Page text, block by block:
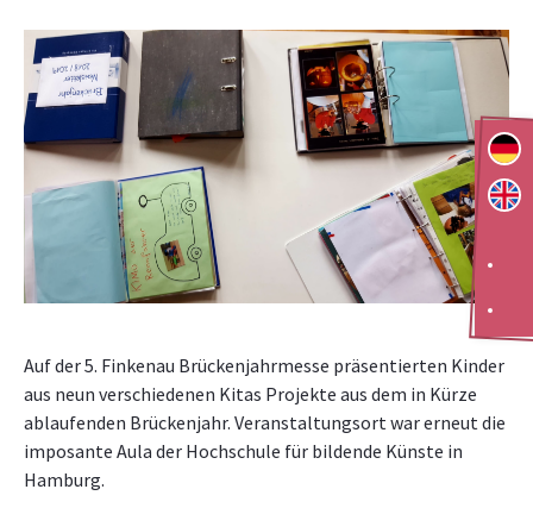
Auf der 5. Finkenau Brückenjahrmesse präsentierten Kinder
aus neun verschiedenen Kitas Projekte aus dem in Kürze
ablaufenden Brückenjahr. Veranstaltungsort war erneut die
imposante Aula der Hochschule für bildende Künste in
Hamburg.